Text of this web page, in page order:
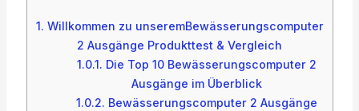
1. Willkommen zu unseremBewässerungscomputer
2 Ausgänge Produkttest & Vergleich
1.0.1. Die Top 10 Bewässerungscomputer 2
Ausgänge im Überblick
1.0.2. Bewässerungscomputer 2 Ausgänge